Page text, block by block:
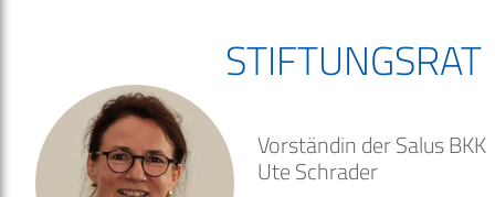
STIFTUNGSRAT
Vorständin der Salus BKK
Ute Schrader